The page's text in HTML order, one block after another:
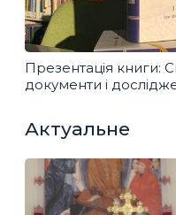
Презентація книги:
документи і
Актуальне